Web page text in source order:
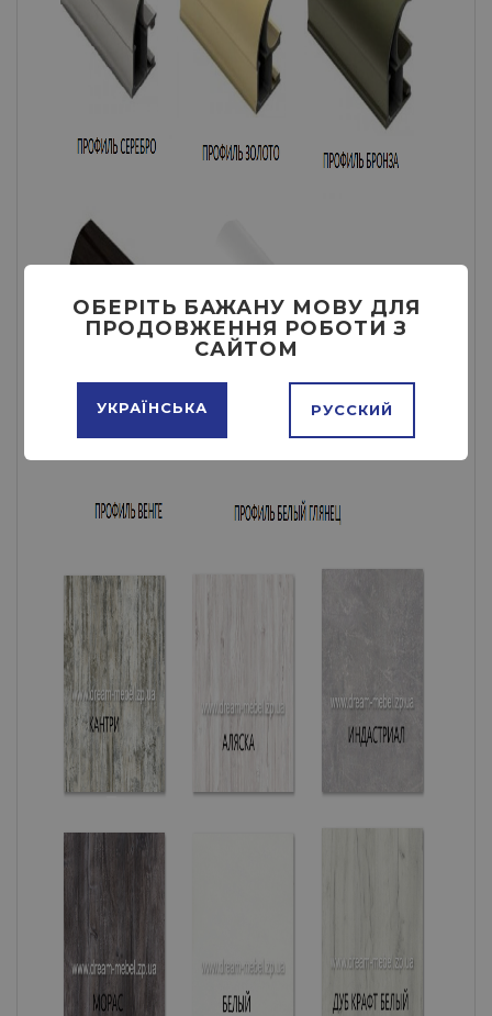
ОБЕРІТЬ БАЖАНУ МОВУ ДЛЯ
ПРОДОВЖЕННЯ РОБОТИ З
САЙТОМ
УКРАЇНСЬКА РУССКИЙ